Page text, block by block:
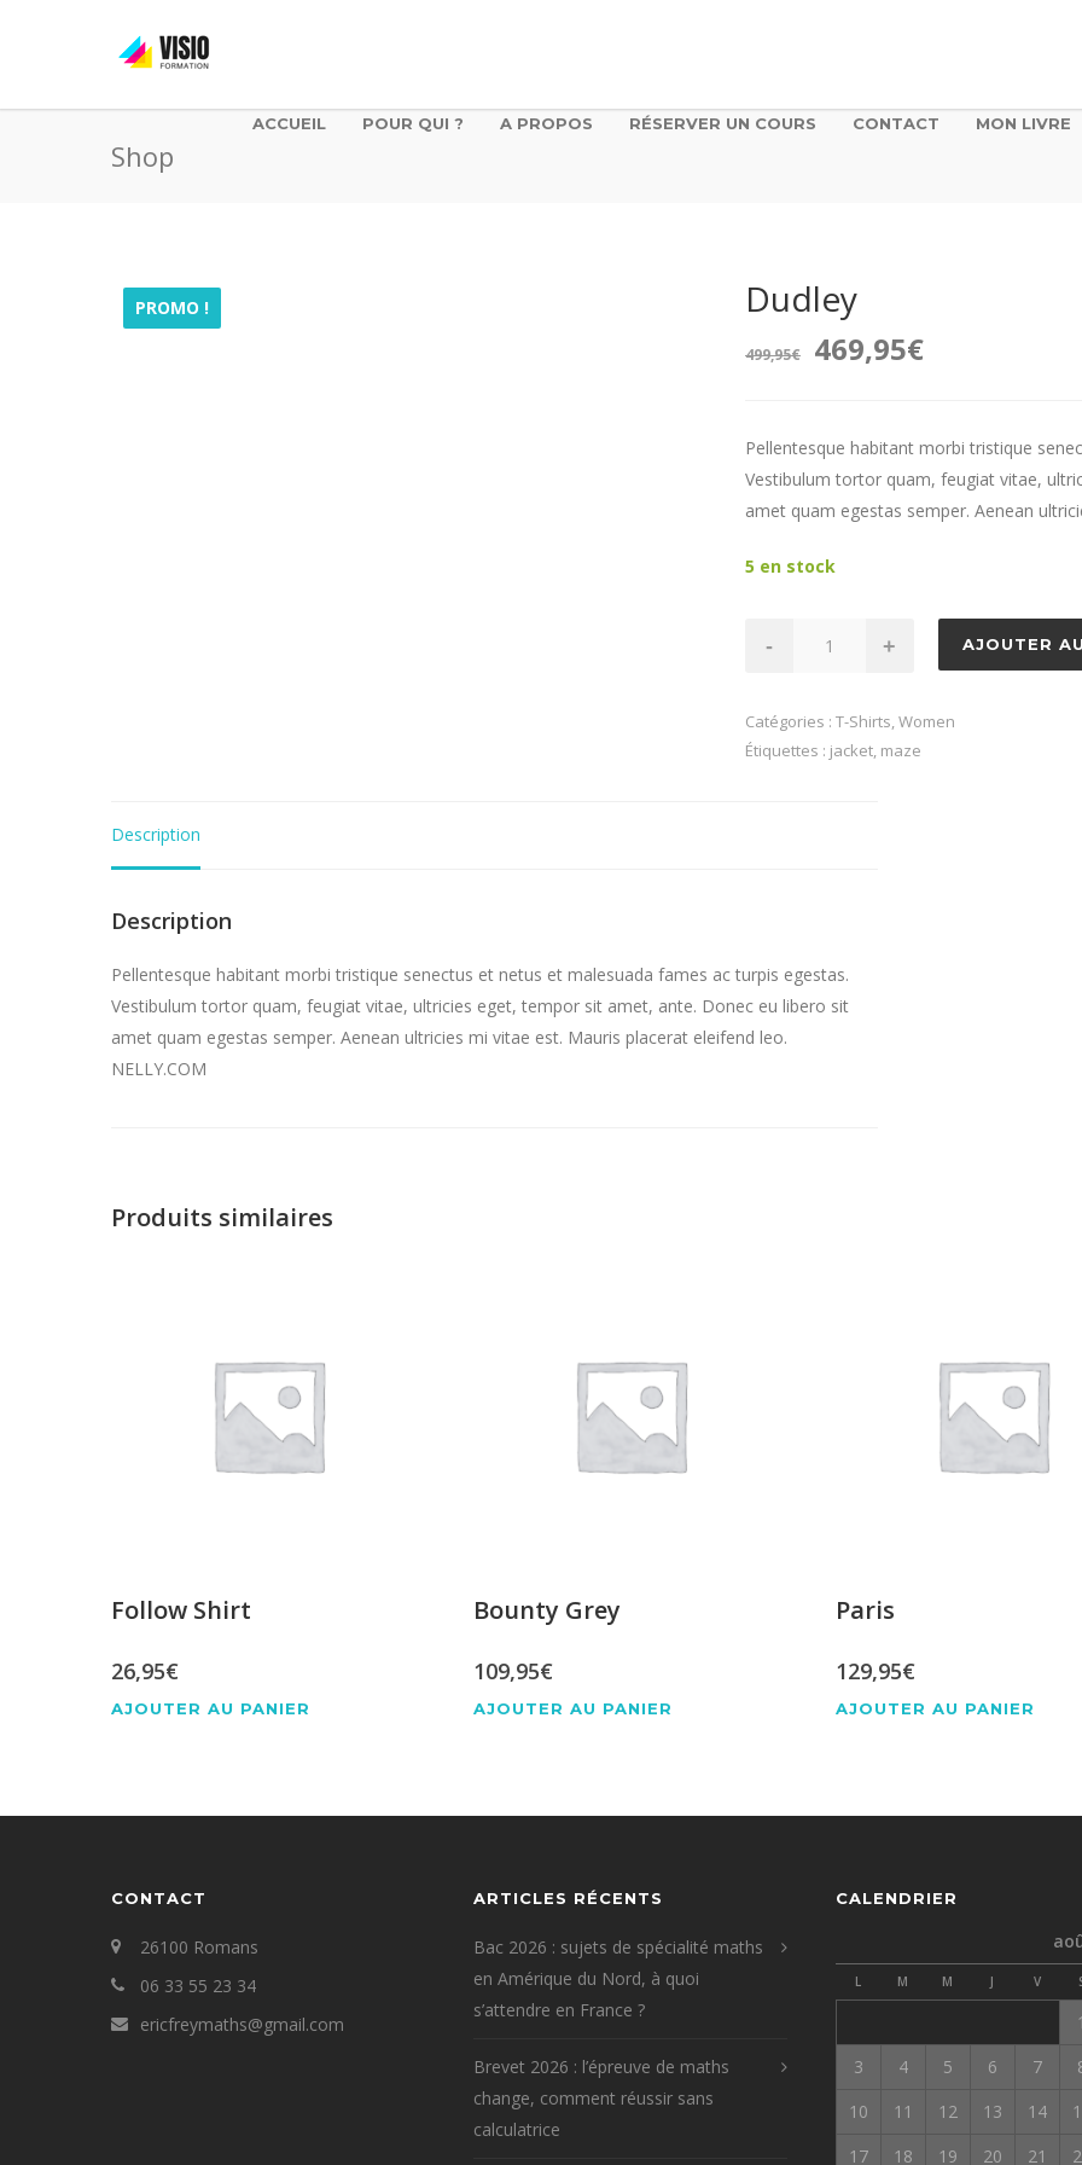
ACCUEIL POUR QUI ? A PROPOS RÉSERVER UN COURS CONTACT MON LIVRE
Shop
PROMO ! Dudley
499,95€
Le
initial
était :
499,95€.
469,95€Le
actuel
est :
Pellentesque habitant morbi tristique
Vestibulum tortor quam, feugiat vitae,
amet quam egestas semper. Aenean
5 en stock
- + AJOUTER
Catégories : T-Shirts,Women
Étiquettes : jacket, maze
Description
Description
Pellentesque habitant morbi tristique senectus et netus et malesuada fames ac turpis egestas.
Vestibulum tortor quam, feugiat vitae, ultricies eget, tempor sit amet, ante. Donec eu libero sit
amet quam egestas semper. Aenean ultricies mi vitae est. Mauris placerat eleifend leo.
NELLY.COM
Produits similaires
Follow Shirt
26,95€
AJOUTER AU PANIER
Bounty Grey
109,95€
AJOUTER AU PANIER
Paris
129,95€
AJOUTER AU PANIER
CONTACT
26100 Romans
06 33 55 23 34
ericfreymaths@gmail.com
ARTICLES RÉCENTS
Bac 2026 : sujets de spécialité maths
en Amérique du Nord, à quoi
s’attendre en France ?
Brevet 2026 : l’épreuve de maths
change, comment réussir sans
calculatrice
CALENDRIER
L M M J V
1
3
4 5 6 7
10
11 12 13 14
17
18 19 20 21